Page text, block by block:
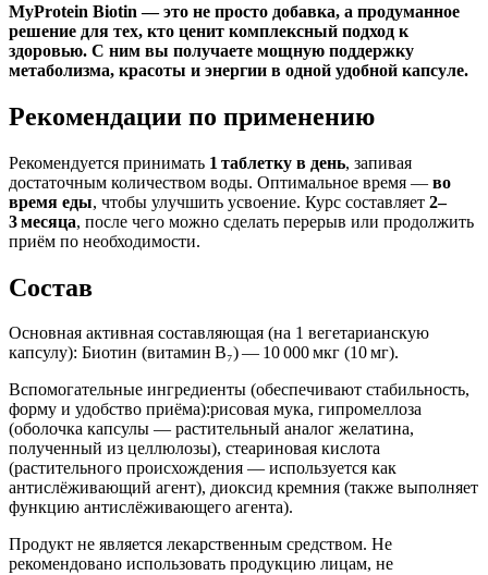
MyProtein Biotin — это не просто добавка, а продуманное
решение для тех, кто ценит комплексный подход к
здоровью. С ним вы получаете мощную поддержку
метаболизма, красоты и энергии в одной удобной капсуле.
Рекомендации по применению
Рекомендуется принимать 1 таблетку в день, запивая
достаточным количеством воды. Оптимальное время — во
время еды, чтобы улучшить усвоение. Курс составляет 2–
3 месяца, после чего можно сделать перерыв или продолжить
приём по необходимости.
Состав
Основная активная составляющая (на 1 вегетарианскую
капсулу): Биотин (витамин B₇) — 10 000 мкг (10 мг).
Вспомогательные ингредиенты (обеспечивают стабильность,
форму и удобство приёма):рисовая мука, гипромеллоза
(оболочка капсулы — растительный аналог желатина,
полученный из целлюлозы), стеариновая кислота
(растительного происхождения — используется как
антислёживающий агент), диоксид кремния (также выполняет
функцию антислёживающего агента).
Продукт не является лекарственным средством. Не
рекомендовано использовать продукцию лицам, не